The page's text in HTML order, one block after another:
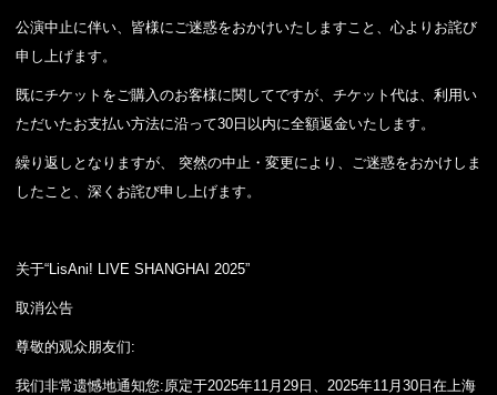
公演中止に伴い、皆様にご迷惑をおかけいたしますこと、心よりお詫び
申し上げます。
既にチケットをご購入のお客様に関してですが、チケット代は、利用い
ただいたお支払い方法に沿って30日以内に全額返金いたします。
繰り返しとなりますが、 突然の中止・変更により、ご迷惑をおかけしま
したこと、深くお詫び申し上げます。
关于“LisAni! LIVE SHANGHAI 2025”
取消公告
尊敬的观众朋友们:
我们非常遗憾地通知您:原定于2025年11月29日、2025年11月30日在上海